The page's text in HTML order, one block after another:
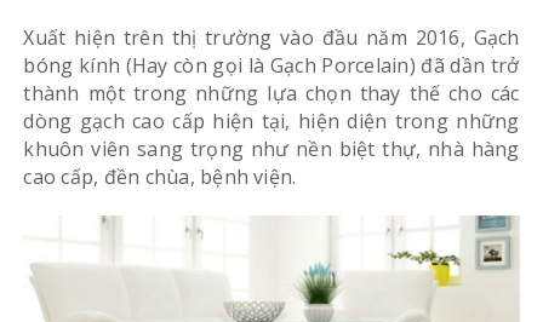
Xuất hiện trên thị trường vào đầu năm 2016, Gạch
bóng kính (Hay còn gọi là Gạch Porcelain) đã dần trở
thành một trong những lựa chọn thay thế cho các
dòng gạch cao cấp hiện tại, hiện diện trong những
khuôn viên sang trọng như nền biệt thự, nhà hàng
cao cấp, đền chùa, bệnh viện.